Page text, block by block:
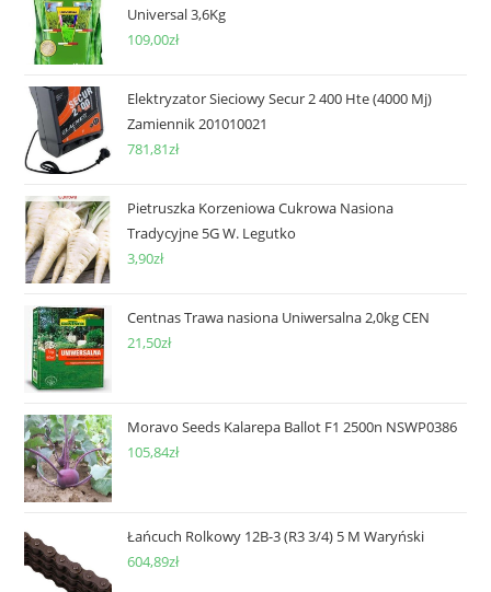
Universal 3,6Kg
109,00zł
Elektryzator Sieciowy Secur 2 400 Hte (4000 Mj)
Zamiennik 201010021
781,81zł
Pietruszka Korzeniowa Cukrowa Nasiona
Tradycyjne 5G W. Legutko
3,90zł
Centnas Trawa nasiona Uniwersalna 2,0kg CEN
21,50zł
Moravo Seeds Kalarepa Ballot F1 2500n NSWP0386
105,84zł
Łańcuch Rolkowy 12B-3 (R3 3/4) 5 M Waryński
604,89zł